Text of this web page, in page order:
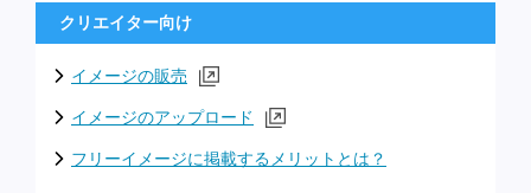
クリエイター向け
イメージの販売
イメージのアップロード
フリーイメージに掲載するメリットとは？